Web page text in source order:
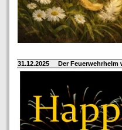
31.12.2025 Der